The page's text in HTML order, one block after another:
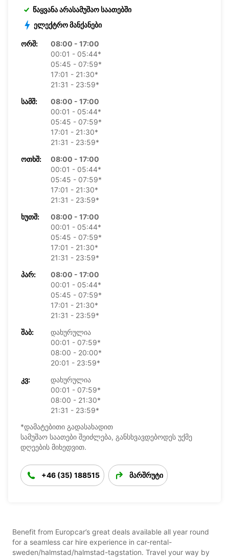
წაყვანა არასამუშაო საათებში
ელექტრო მანქანები
ᲝᲠᲨ:
08:00 - 17:00
00:01 - 05:44*
05:45 - 07:59*
17:01 - 21:30*
21:31 - 23:59*
ᲡᲐᲛᲨ:
08:00 - 17:00
00:01 - 05:44*
05:45 - 07:59*
17:01 - 21:30*
21:31 - 23:59*
ᲝᲗᲮᲨ:
08:00 - 17:00
00:01 - 05:44*
05:45 - 07:59*
17:01 - 21:30*
21:31 - 23:59*
ᲮᲣᲗᲨ:
08:00 - 17:00
00:01 - 05:44*
05:45 - 07:59*
17:01 - 21:30*
21:31 - 23:59*
ᲞᲐᲠ:
08:00 - 17:00
00:01 - 05:44*
05:45 - 07:59*
17:01 - 21:30*
21:31 - 23:59*
ᲨᲐᲑ:
დახურულია
00:01 - 07:59*
08:00 - 20:00*
20:01 - 23:59*
ᲙᲕ:
დახურულია
00:01 - 07:59*
08:00 - 21:30*
21:31 - 23:59*
*დამატებითი გადასახადით
სამუშაო საათები შეიძლება, განსხვავდებოდეს უქმე
დღეების მიხედვით.
+46 (35) 188515 მარშრუტი
Benefit from Europcar’s great deals available all year round
for a seamless car hire experience in car-rental-
sweden/halmstad/halmstad-tagstation. Travel your way by